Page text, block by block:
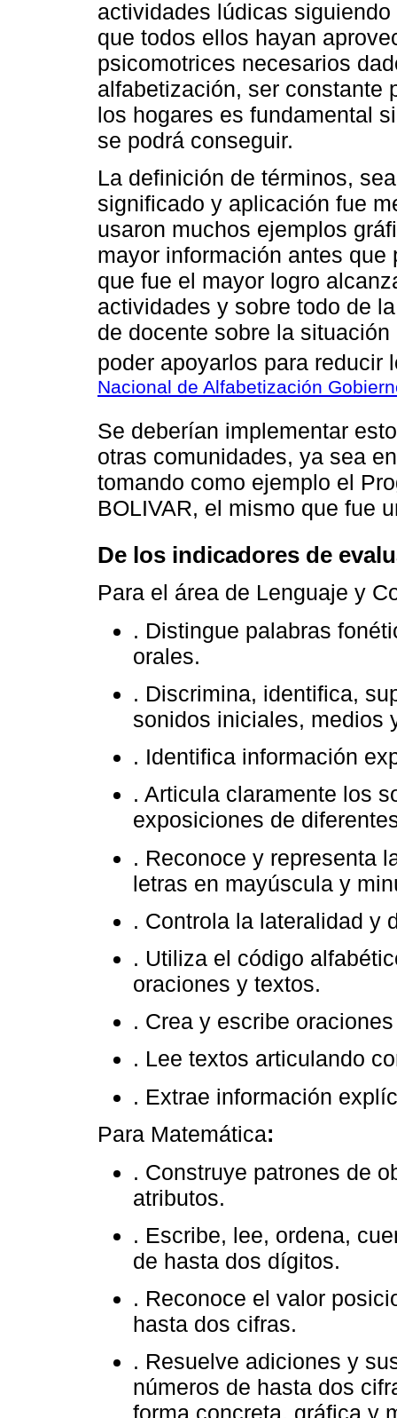
actividades lúdicas
que todos ellos hayan
psicomotrices necesarios
alfabetización, ser constante
los hogares es fundamental
se podrá conseguir.
La definición de términos,
significado y aplicación fue
usaron muchos ejemplos
mayor información antes
que fue el mayor logro
actividades y sobre todo de
de docente sobre la
poder apoyarlos para reducir
Nacional de Alfabetización
Se deberían implementar
otras comunidades, ya sea
tomando como ejemplo el
BOLIVAR, el mismo que fue
De los indicadores de
Para el área de Lenguaje y
. Distingue palabras
orales.
. Discrimina, identifica,
sonidos iniciales, medios
. Identifica información
. Articula claramente los
exposiciones de
. Reconoce y representa
letras en mayúscula y
. Controla la lateralidad y
. Utiliza el código
oraciones y textos.
. Crea y escribe
. Lee textos articulando
. Extrae información
Para Matemática:
. Construye patrones de
atributos.
. Escribe, lee, ordena,
de hasta dos dígitos.
. Reconoce el valor
hasta dos cifras.
. Resuelve adiciones y
números de hasta dos
forma concreta, gráfica y